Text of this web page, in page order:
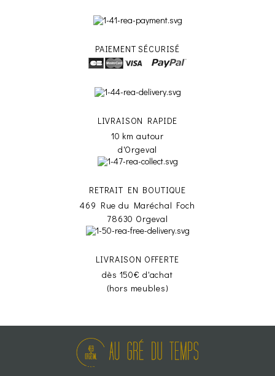
PAIEMENT SÉCURISÉ
LIVRAISON RAPIDE
10 km autour
d'Orgeval
RETRAIT EN BOUTIQUE
469 Rue du Maréchal Foch
78630 Orgeval
LIVRAISON OFFERTE
dès 150€ d'achat
(hors meubles)